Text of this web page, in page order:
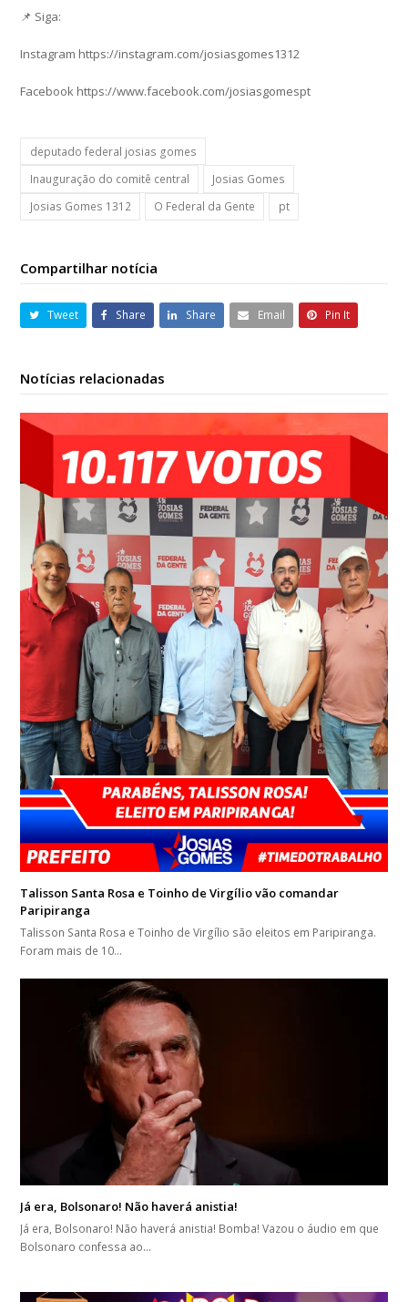
📌 Siga:
Instagram https://instagram.com/josiasgomes1312
Facebook https://www.facebook.com/josiasgomespt
deputado federal josias gomes
Inauguração do comitê central
Josias Gomes
Josias Gomes 1312
O Federal da Gente pt
Compartilhar notícia
Tweet Share Share Email Pin It
Notícias relacionadas
Talisson Santa Rosa e Toinho de Virgílio vão comandar
Paripiranga
Talisson Santa Rosa e Toinho de Virgílio são eleitos em Paripiranga.
Foram mais de 10…
Já era, Bolsonaro! Não haverá anistia!
Já era, Bolsonaro! Não haverá anistia! Bomba! Vazou o áudio em que
Bolsonaro confessa ao…